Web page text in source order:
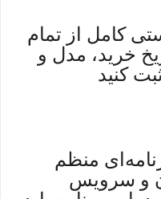
کامل از تمام
خرید، مدل و
کنید
منظم
و سرویس